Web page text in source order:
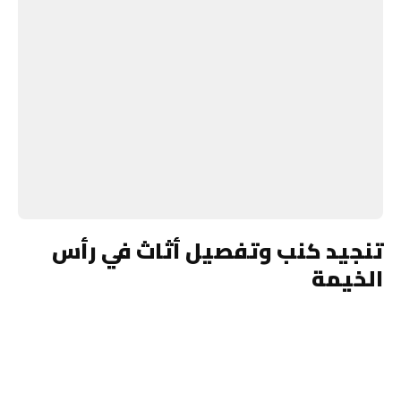
تنجيد كنب وتفصيل أثاث في رأس
الخيمة